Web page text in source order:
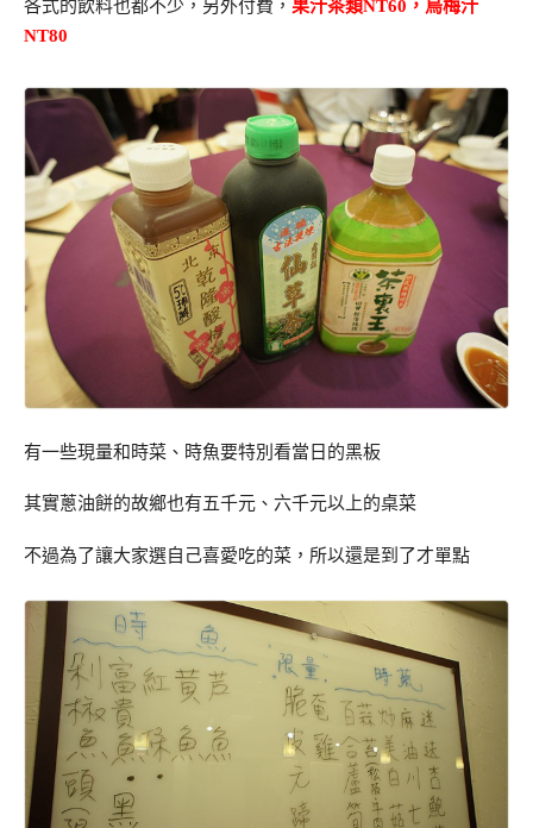
各式的飲料也都不少，另外付費， 果汁茶類NT60，烏梅汁
NT80
有一些現量和時菜、時魚要特別看當日的黑板
其實蔥油餅的故鄉也有五千元、六千元以上的桌菜
不過為了讓大家選自己喜愛吃的菜，所以還是到了才單點